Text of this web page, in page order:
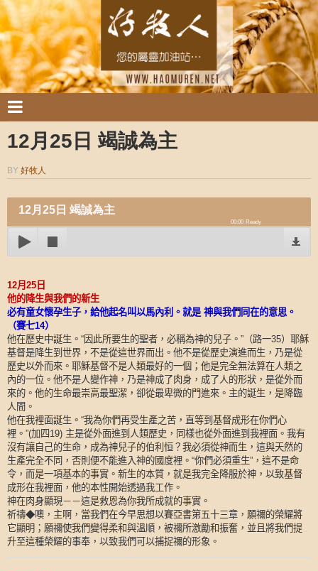
12月25日 竭誠為主
BY 好牧人
12月25日 竭誠為主
00:00 Ready
12月 25 日
他的降生與我們的新生
必有童女懷孕生子，給他起名叫以馬內利。就是 神與我們同在的意思。
（賽七14）
他在歷史中誕生。 “因此所要生的聖者，必稱為神的兒子。 ” （路一35）耶穌
基督是降生到世界，不是從這世界而出。他不是從歷史演進而生，乃是從
歷史以外而來。耶穌基督不是人類最好的一個；他是完全無法算在人類之
內的一位。他不是人變作神，乃是神成了肉身，成了人的形狀，是從外而
來的。他的生命最崇高最聖潔，卻從最卑微的門進來。主的誕生，是降臨
人間。
他在我裡面誕生。 “我為你們再受生產之苦，直等到基督成形在你們心
裡。 ”(加四19) 主是從外面進到人類歷史，同樣也從外面進到我裡面。我有
沒有讓自己的生命，成為神兒子的伯利恒？我必須從神而生，這與天然的
生產完全不同，否則便不能進入神的國度裡。 “你們必須重生” ，這不是命
令，而是一項基本的事實。新生的本質，就是我完全降服於神，以致基督
成形在我裡面，他的本性開始透過我工作。
神在肉身顯現－－這是救恩為你我所成就的事實。
祈禱◆噢，主啊，當我們在今早思想以賽亞書第五十三章，願禰的榮耀將
它顯明；願禰使我們變得柔和與溫順，被禰所激勵和振奮，並且將我們提
升至這種榮耀的事奉，以致我們可以捕捉禰的形象。